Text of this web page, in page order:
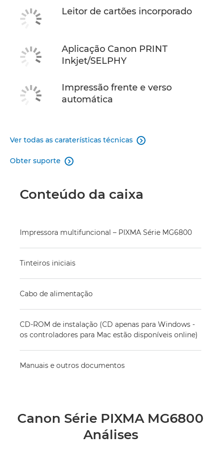
Leitor de cartões incorporado
Aplicação Canon PRINT
Inkjet/SELPHY
Impressão frente e verso
automática
Ver todas as caraterísticas técnicas 
Obter suporte 
Conteúdo da caixa
Impressora multifuncional – PIXMA Série MG6800
Tinteiros iniciais
Cabo de alimentação
CD-ROM de instalação (CD apenas para Windows -
os controladores para Mac estão disponíveis online)
Manuais e outros documentos
Canon Série PIXMA MG6800
Análises